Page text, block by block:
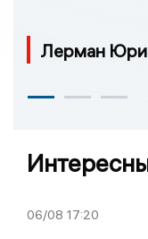
Лерман
06/08 17:20